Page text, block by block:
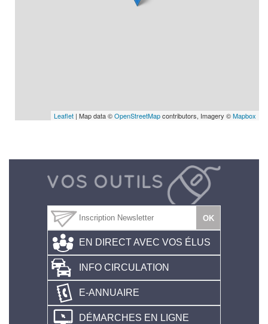
Leaflet | Map data ©OpenStreetMapcontributors, Imagery ©Mapbox
EN DIRECT AVEC VOS ÉLUS
INFO CIRCULATION
E-ANNUAIRE
DÉMARCHES EN LIGNE